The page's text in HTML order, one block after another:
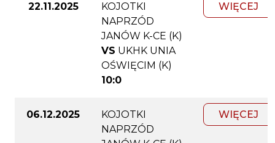
22.11.2025
KOJOTKI
NAPRZÓD
JANÓW K-CE (K)
VS UKHK UNIA
OŚWIĘCIM (K)
10:0
WIĘCEJ
06.12.2025
KOJOTKI
NAPRZÓD
WIĘCEJ